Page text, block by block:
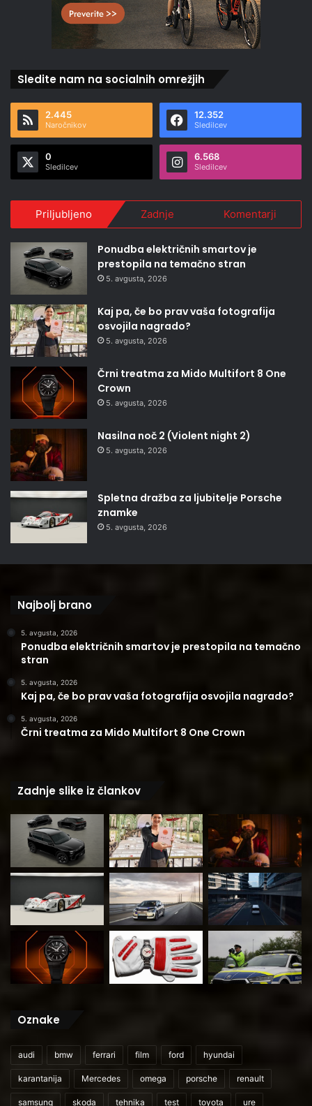
Sledite nam na socialnih omrežjih
2.445
Naročnikov
12.352
Sledilcev
0
Sledilcev
6.568
Sledilcev
Priljubljeno Zadnje Komentarji
Ponudba električnih smartov je
prestopila na temačno stran
5. avgusta, 2026
Kaj pa, če bo prav vaša fotografija
osvojila nagrado?
5. avgusta, 2026
Črni treatma za Mido Multifort 8 One
Crown
5. avgusta, 2026
Nasilna noč 2 (Violent night 2)
5. avgusta, 2026
Spletna dražba za ljubitelje Porsche
znamke
5. avgusta, 2026
Najbolj brano
5. avgusta, 2026
Ponudba električnih smartov je prestopila na temačno
stran
5. avgusta, 2026
Kaj pa, če bo prav vaša fotografija osvojila nagrado?
5. avgusta, 2026
Črni treatma za Mido Multifort 8 One Crown
Zadnje slike iz člankov
Oznake
audi bmw ferrari film ford hyundai
karantanija Mercedes omega porsche renault
samsung skoda tehnika test toyota ure